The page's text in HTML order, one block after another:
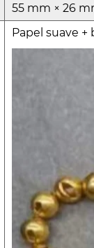
55 mm × 26
Papel suave +